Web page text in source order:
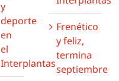
y
deporte
en
el
Interplantas
Frenético
y feliz,
termina
septiembre